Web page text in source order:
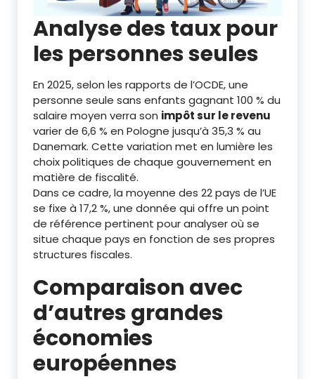
Analyse des taux pour
les personnes seules
En 2025, selon les rapports de l’OCDE, une
personne seule sans enfants gagnant 100 % du
salaire moyen verra son impôt sur le revenu
varier de 6,6 % en Pologne jusqu’à 35,3 % au
Danemark. Cette variation met en lumière les
choix politiques de chaque gouvernement en
matière de fiscalité.
Dans ce cadre, la moyenne des 22 pays de l’UE
se fixe à 17,2 %, une donnée qui offre un point
de référence pertinent pour analyser où se
situe chaque pays en fonction de ses propres
structures fiscales.
Comparaison avec
d’autres grandes
économies
européennes